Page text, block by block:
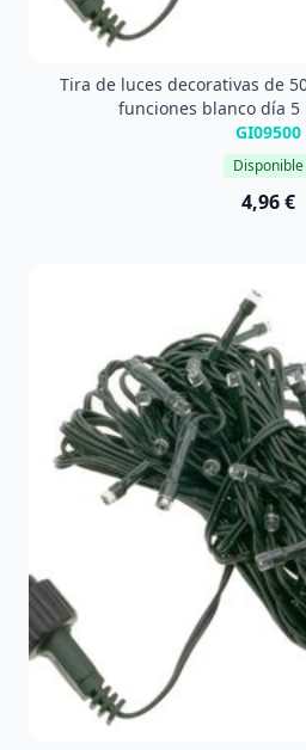
Tira de luces decorativas de
funciones blanco día 5
GI09500
Disponible
4,96 €